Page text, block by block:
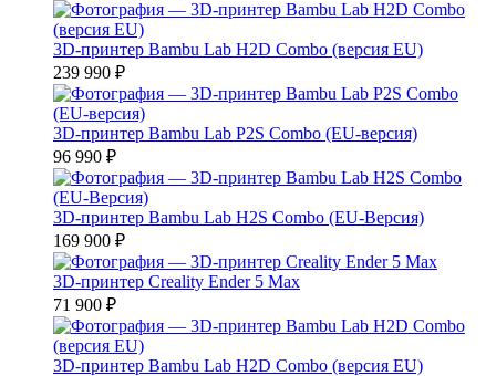
3D-принтер Bambu Lab H2D Combo (версия EU)
239 990 ₽
3D-принтер Bambu Lab P2S Combo (EU-версия)
96 990 ₽
3D-принтер Bambu Lab H2S Combo (EU-Версия)
169 900 ₽
3D-принтер Creality Ender 5 Max
71 900 ₽
3D-принтер Bambu Lab H2D Combo (версия EU)